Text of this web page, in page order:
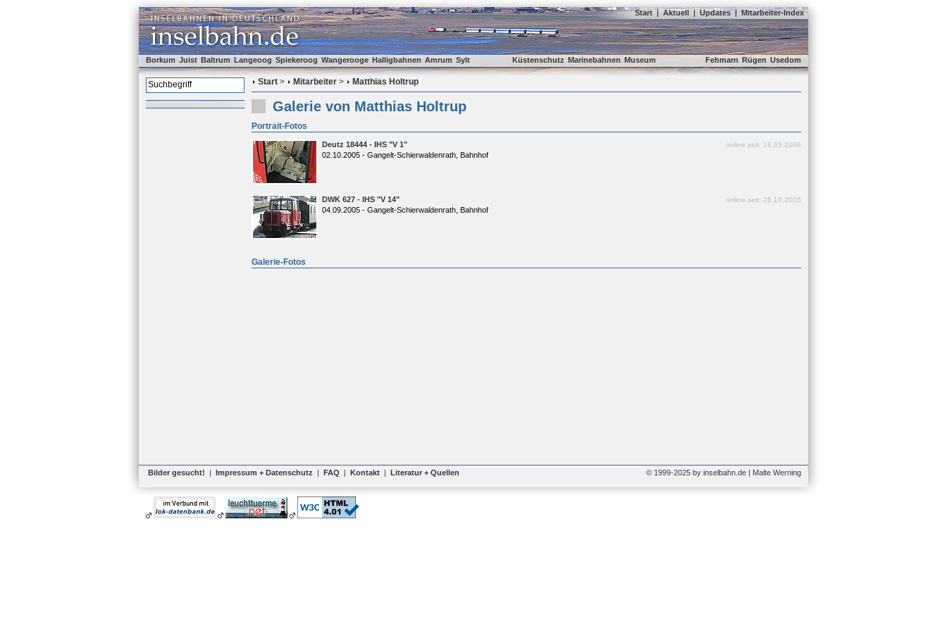
Start | Aktuell | Updates | Mitarbeiter-Index
Borkum Juist Baltrum Langeoog Spiekeroog Wangerooge Halligbahnen Amrum Sylt Küstenschutz Marinebahnen Museum Fehmarn Rügen Usedom
Start > Mitarbeiter > Matthias Holtrup
Galerie von Matthias Holtrup
Portrait-Fotos
Deutz 18444 - IHS "V 1" online seit: 18.05.2006
02.10.2005 - Gangelt-Schierwaldenrath, Bahnhof
DWK 627 - IHS "V 14" online seit: 28.10.2005
04.09.2005 - Gangelt-Schierwaldenrath, Bahnhof
Galerie-Fotos
Bilder gesucht! | Impressum + Datenschutz | FAQ | Kontakt | Literatur + Quellen © 1999-2025 by inselbahn.de | Malte Werning